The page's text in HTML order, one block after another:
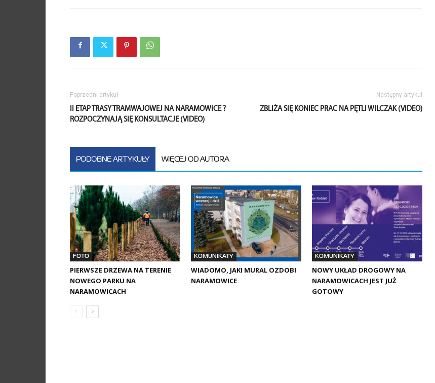
Poprzedni artykuł
II ETAP TRASY TRAMWAJOWEJ NA NARAMOWICE ?
ROZPOCZYNAJĄ SIĘ KONSULTACJE (VIDEO)
Następny artykuł
ZBLIŻA SIĘ KONIEC PRAC NA PĘTLI WILCZAK (VIDEO)
PODOBNE ARTYKUŁY WIĘCEJ OD AUTORA
FOTO
PIERWSZE DRZEWA NA TERENIE
NOWEGO PARKU NA
NARAMOWICACH
KOMUNIKATY
WIADOMO, JAKI MURAL OZDOBI
NARAMOWICE
KOMUNIKATY
NOWY UKŁAD DROGOWY NA
NARAMOWICACH JEST JUŻ
GOTOWY